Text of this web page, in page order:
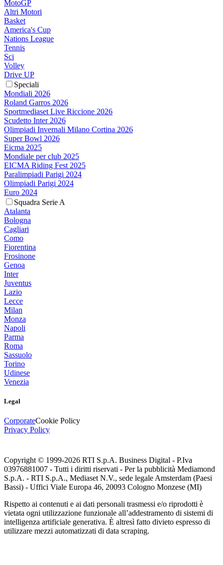
MotoGP
Altri Motori
Basket
America's Cup
Nations League
Tennis
Sci
Volley
Drive UP
Speciali
Mondiali 2026
Roland Garros 2026
Sportmediaset Live Riccione 2026
Scudetto Inter 2026
Olimpiadi Invernali Milano Cortina 2026
Super Bowl 2026
Eicma 2025
Mondiale per club 2025
EICMA Riding Fest 2025
Paralimpiadi Parigi 2024
Olimpiadi Parigi 2024
Euro 2024
Squadra Serie A
Atalanta
Bologna
Cagliari
Como
Fiorentina
Frosinone
Genoa
Inter
Juventus
Lazio
Lecce
Milan
Monza
Napoli
Parma
Roma
Sassuolo
Torino
Udinese
Venezia
Legal
CorporateCookie Policy
Privacy Policy
Copyright © 1999-2026 RTI S.p.A. Business Digital - P.Iva
03976881007 - Tutti i diritti riservati - Per la pubblicità Mediamond
S.p.A. - RTI S.p.A., Mediaset N.V., sede legale Amsterdam (Paesi
Bassi) - Uffici Viale Europa 46, 20093 Cologno Monzese (MI)
Rispetto ai contenuti e ai dati personali trasmessi e/o riprodotti è
vietata ogni utilizzazione funzionale all’addestramento di sistemi di
intelligenza artificiale generativa. È altresì fatto divieto espresso di
utilizzare mezzi automatizzati di data scraping.